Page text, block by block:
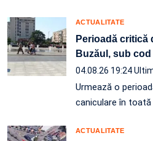
ACTUALITATE
Perioadă critică
Buzăul, sub
04.08.26 19:24
Urmează o
caniculare în toată
ACTUALITATE